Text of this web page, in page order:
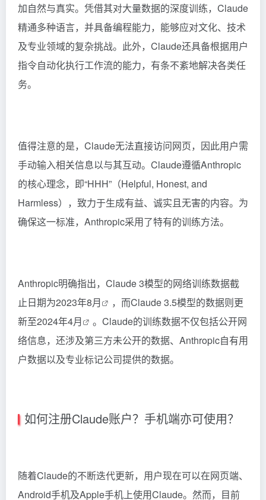
加自然与真实。凭借其对大量数据的深度训练，Claude
精通多种语言，并具备编程能力，能够应对文化、技术
及专业领域的复杂挑战。此外，Claude还具备根据用户
指令自动化执行工作流的能力，有条不紊地解决各类任
务。
值得注意的是，Claude无法直接访问网页，因此用户需
手动输入相关信息以与其互动。Claude遵循Anthropic
的核心理念，即“HHH”（Helpful, Honest, and
Harmless），致力于生成有益、诚实且无害的内容。为
确保这一标准，Anthropic采用了特有的训练方法。
Anthropic明确指出，Claude 3模型的网络训练数据截
止日期为2023年8月
， 而Claude 3.5模型的数据则更
新至2024年4月
。Claude的训练数据不仅包括公开网
络信息，还涉及第三方未公开的数据、Anthropic自有用
户数据以及专业标记公司提供的数据。
如何注册Claude账户？手机端亦可使用？
随着Claude的不断迭代更新，用户现在可以在网页端、
Android手机及Apple手机上使用Claude。然而，目前